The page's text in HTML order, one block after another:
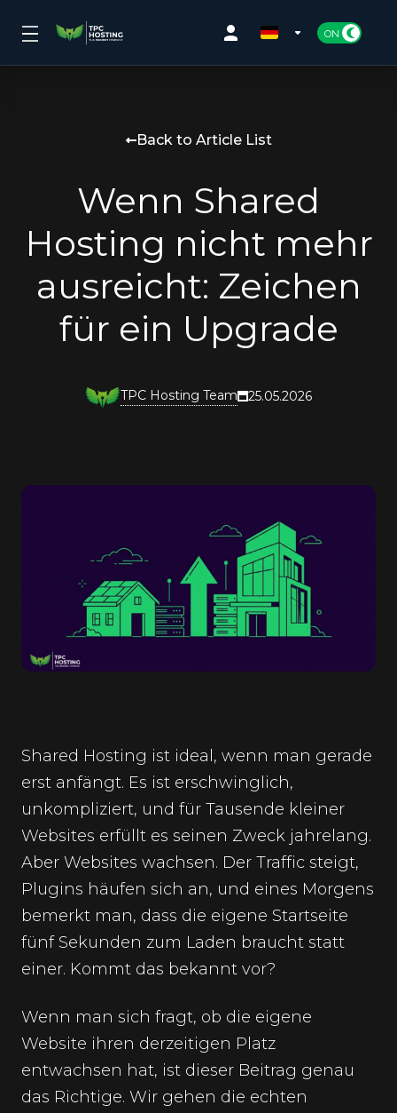
Back to Article List
Wenn Shared
Hosting nicht mehr
ausreicht: Zeichen
für ein Upgrade
TPC Hosting Team 25.05.2026
Shared Hosting ist ideal, wenn man gerade
erst anfängt. Es ist erschwinglich,
unkompliziert, und für Tausende kleiner
Websites erfüllt es seinen Zweck jahrelang.
Aber Websites wachsen. Der Traffic steigt,
Plugins häufen sich an, und eines Morgens
bemerkt man, dass die eigene Startseite
fünf Sekunden zum Laden braucht statt
einer. Kommt das bekannt vor?
Wenn man sich fragt, ob die eigene
Website ihren derzeitigen Platz
entwachsen hat, ist dieser Beitrag genau
das Richtige. Wir gehen die echten